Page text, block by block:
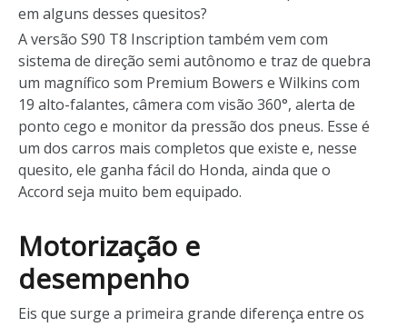
em alguns desses quesitos?
A versão S90 T8 Inscription também vem com
sistema de direção semi autônomo e traz de quebra
um magnífico som Premium Bowers e Wilkins com
19 alto-falantes, câmera com visão 360°, alerta de
ponto cego e monitor da pressão dos pneus. Esse é
um dos carros mais completos que existe e, nesse
quesito, ele ganha fácil do Honda, ainda que o
Accord seja muito bem equipado.
Motorização e
desempenho
Eis que surge a primeira grande diferença entre os